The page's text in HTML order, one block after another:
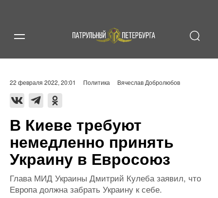
22 февраля 2022, 20:01 Политика Вячеслав Добролюбов
В Киеве требуют
немедленно принять
Украину в Евросоюз
Глава МИД Украины Дмитрий Кулеба заявил, что
Европа должна забрать Украину к себе.